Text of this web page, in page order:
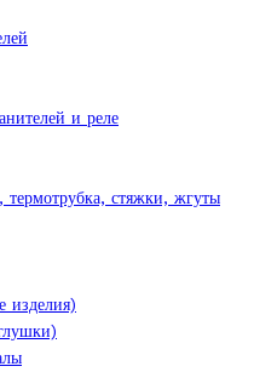
и реле
стяжки, жгуты
изделия)